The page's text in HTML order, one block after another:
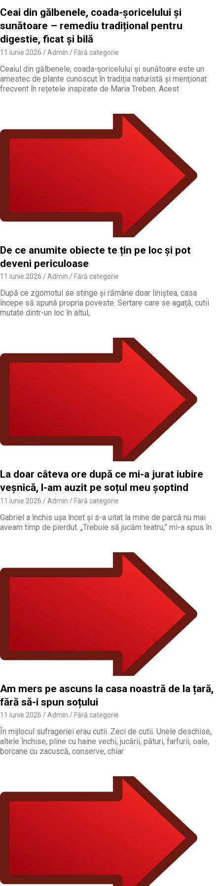
Ceai din gălbenele, coada-șoricelului și
sunătoare – remediu tradițional pentru
digestie, ficat și bilă
11 iunie 2026 Admin Fără categorie
Ceaiul din gălbenele, coada-șoricelului și sunătoare este un
amestec de plante cunoscut în tradiția naturistă și menționat
frecvent în rețetele inspirate de Maria Treben. Acest
De ce anumite obiecte te țin pe loc și pot
deveni periculoase
11 iunie 2026 Admin Fără categorie
După ce zgomotul se stinge și rămâne doar liniștea, casa
începe să spună propria poveste. Sertare care se agață, cutii
mutate dintr-un loc în altul,
La doar câteva ore după ce mi-a jurat iubire
veșnică, l-am auzit pe soțul meu șoptind
11 iunie 2026 Admin Fără categorie
Gabriel a închis ușa încet și s-a uitat la mine de parcă nu mai
aveam timp de pierdut. „Trebuie să jucăm teatru,” mi-a spus în
Am mers pe ascuns la casa noastră de la țară,
fără să-i spun soțului
11 iunie 2026 Admin Fără categorie
În mijlocul sufrageriei erau cutii. Zeci de cutii. Unele deschise,
altele închise, pline cu haine vechi, jucării, pături, farfurii, oale,
borcane cu zacuscă, conserve, chiar